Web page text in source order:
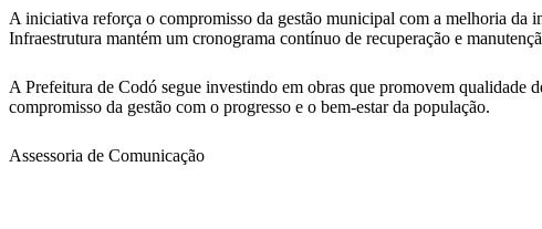
A iniciativa reforça o compromisso da gestão municipal com a melhoria da
Infraestrutura mantém um cronograma contínuo de recuperação e
A Prefeitura de Codó segue investindo em obras que promovem qualidade
compromisso da gestão com o progresso e o bem-estar da população.
Assessoria de Comunicação